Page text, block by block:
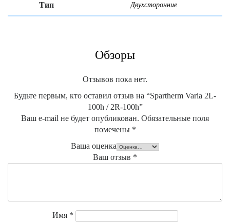
Тип Двухсторонние
Обзоры
Отзывов пока нет.
Будьте первым, кто оставил отзыв на “Spartherm Varia 2L-
100h / 2R-100h”
Ваш e-mail не будет опубликован. Обязательные поля
помечены *
Ваша оценка
Ваш отзыв *
Имя *